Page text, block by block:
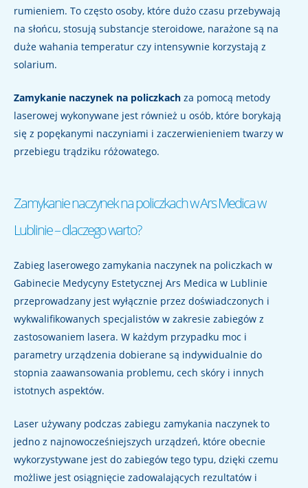
rumieniem. To często osoby, które dużo czasu przebywają
na słońcu, stosują substancje steroidowe, narażone są na
duże wahania temperatur czy intensywnie korzystają z
solarium.
Zamykanie naczynek na policzkach za pomocą metody
laserowej wykonywane jest również u osób, które borykają
się z popękanymi naczyniami i zaczerwienieniem twarzy w
przebiegu trądziku różowatego.
Zamykanie naczynek na policzkach w Ars Medica w
Lublinie – dlaczego warto?
Zabieg laserowego zamykania naczynek na policzkach w
Gabinecie Medycyny Estetycznej Ars Medica w Lublinie
przeprowadzany jest wyłącznie przez doświadczonych i
wykwalifikowanych specjalistów w zakresie zabiegów z
zastosowaniem lasera. W każdym przypadku moc i
parametry urządzenia dobierane są indywidualnie do
stopnia zaawansowania problemu, cech skóry i innych
istotnych aspektów.
Laser używany podczas zabiegu zamykania naczynek to
jedno z najnowocześniejszych urządzeń, które obecnie
wykorzystywane jest do zabiegów tego typu, dzięki czemu
możliwe jest osiągnięcie zadowalających rezultatów i